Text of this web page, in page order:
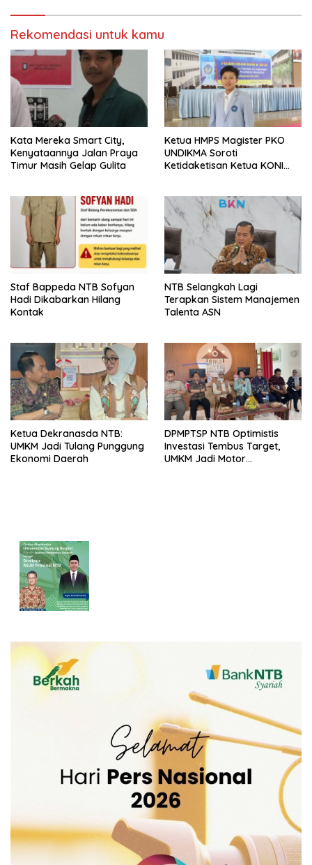
Rekomendasi untuk kamu
Kata Mereka Smart City,
Kenyataannya Jalan Praya
Timur Masih Gelap Gulita
Ketua HMPS Magister PKO
UNDIKMA Soroti
Ketidaketisan Ketua KONI
Arena Kepentingan Sesaat
Staf Bappeda NTB Sofyan
Hadi Dikabarkan Hilang
Kontak
NTB Selangkah Lagi
Terapkan Sistem Manajemen
Talenta ASN
Ketua Dekranasda NTB:
UMKM Jadi Tulang Punggung
Ekonomi Daerah
DPMPTSP NTB Optimistis
Investasi Tembus Target,
UMKM Jadi Motor